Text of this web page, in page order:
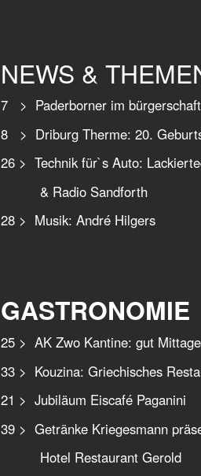
NEWS &
7 > Paderborner im
8 > Driburg Therme: 20.
26 > Technik für`s Auto:
& Radio Sandforth
28 > Musik: André Hilgers
GASTRONOMIE
25 > AK Zwo Kantine: gut
33 > Kouzina: Griechisches
21 > Jubiläum Eiscafé Paganini
39 > Getränke Kriegesmann
Hotel Restaurant Gerold